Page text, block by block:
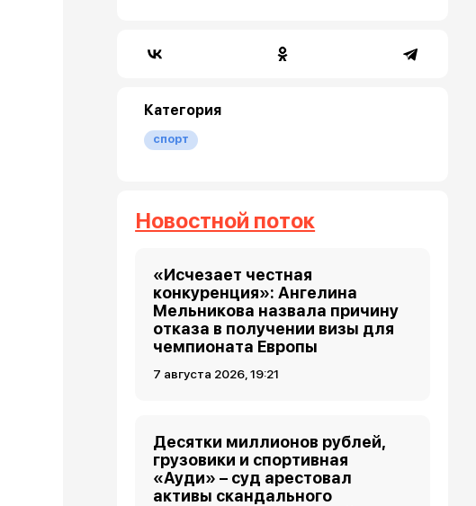
Категория
спорт
Новостной поток
«Исчезает честная
конкуренция»: Ангелина
Мельникова назвала причину
отказа в получении визы для
чемпионата Европы
7 августа 2026, 19:21
Десятки миллионов рублей,
грузовики и спортивная
«Ауди» – суд арестовал
активы скандального